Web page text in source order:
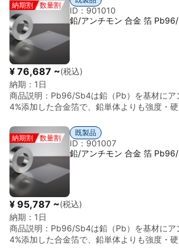
したりします。取り扱いには細心の注意が必
表面は酸化しやすく、またアンチモン自体に
浄や研磨時の廃液管理、粉塵吸入防止の徹底
半導体研究アンチモンドープによるシリコン
質研究、GaSb膜成長熱電変換ビスマス・ア
金系熱電材料の単結晶評価表面科学単結晶表
験、結晶成長初期過程の観察中性子光学中性
フィルター用単結晶素子5️⃣ 加工と仕上げの状
は、金属的な光沢を持ちながら**「極めて脆
**という性質があります。劈開（へきかい）
(111)面に沿って非常に割れやすいため、劈開
ルで平坦な表面を得ることができます。精密
にする際は、ワイヤー放電加工や低速切断機
に発生した応力層を除去するため、エッチン
とが一般的です。6️⃣ 一般的な供給仕様形状:
10$ mm, $5 \times 5$ mmなど）、厚み $1
位: (111) が最も一般的ですが、(100) や (110)
純度: 研究用の $5N (99.999\%)$ が標準。面
合、 $Ra &lt; 10 \sim 20$ nm 程度。7️⃣ 技術
セラミックス以上に脆いため、ピンセットで
したりすると簡単に粉々に砕けます。ハンド
意が必要です。酸化と変質: 大気中で徐々に表
（$Sb_2O_3$等）し、光沢を失うことがあり
空または不活性ガス雰囲気を推奨します。毒
されることが多く、バッテリー極板や耐摩耗
求められる工業用途での利用が一般的です。
でも、電子部品、精密機械、放電材などの特
す。 ■ 主な用途 バッテリー極板用合金材、
ート、精密機械部品、放電材 など ■ 材質 ア
体またはPb-Sb系合金化用途 ■ 比重（密度
徴まとめ 高硬度◎／耐摩耗性◎／加工性特殊
耐久性◎ ■ 形状 箔材（フォイル）／各種厚
は硬度が高く脆いため注意が必要です。通常
金で使用されることが多いです。
納期割 数量割
ID：901010
鉛/アンチモン 合金 箔
¥ 76,687 ~(税込)
納期： 1日
商品説明： Pb96/Sb4は鉛（Pb）を基材にア
4%添加した合金箔で、鉛単体よりも強度・
摩耗性が改善されており、耐久性が求められ
す。 柔らかく加工性が高いため、押出・圧延
能で、電気部品、放電材、バッテリー極板、
広い工業用途で使用されています。耐腐食性
耐アルカリ性に依存しますが、必要に応じて
も可能です。 ■ 主な用途 バッテリー極板、
材、耐摩耗シート、精密機械部品 など ■ 材
アンチモン合金） ■ 比重（密度） 約11.4 g/
軟性◎／耐摩耗性◎／加工性良好／耐腐食性
／強度向上 ■ 形状 箔材（フォイル）／各種
添加により強度と硬度が向上していますが、
納期割 数量割
既製品
ID：901007
鉛/アンチモン 合金 箔
¥ 95,787 ~(税込)
納期： 1日
商品説明： Pb96/Sb4は鉛（Pb）を基材にア
4%添加した合金箔で、鉛単体よりも強度・